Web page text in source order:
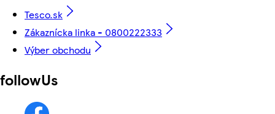
Tesco.sk
Zákaznícka linka - 0800222333
Výber obchodu
followUs